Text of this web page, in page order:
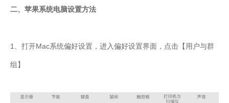
二、苹果系统电脑设置方法
1、打开Mac系统偏好设置，进入偏好设置界面，点击【用户与群
组】